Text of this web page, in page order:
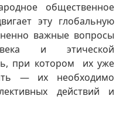
общественное
эту глобальную
важные вопросы
и этической
при котором их уже
— их необходимо
действий и